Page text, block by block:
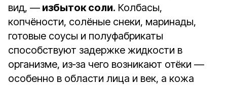
вид, — избыток соли. Колбасы,
копчёности, солёные снеки, маринады,
готовые соусы и полуфабрикаты
способствуют задержке жидкости в
организме, из‑за чего возникают отёки —
особенно в области лица и век, а кожа